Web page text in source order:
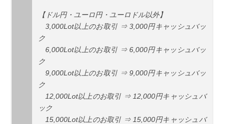
【ドル円・ユーロ円・ユーロドル以外】
3,000Lot以上のお取引 ⇒ 3,000円キャッシュバッ
ク
6,000Lot以上のお取引 ⇒ 6,000円キャッシュバッ
ク
9,000Lot以上のお取引 ⇒ 9,000円キャッシュバッ
ク
12,000Lot以上のお取引 ⇒ 12,000円キャッシュバ
ック
15,000Lot以上のお取引 ⇒ 15,000円キャッシュバ